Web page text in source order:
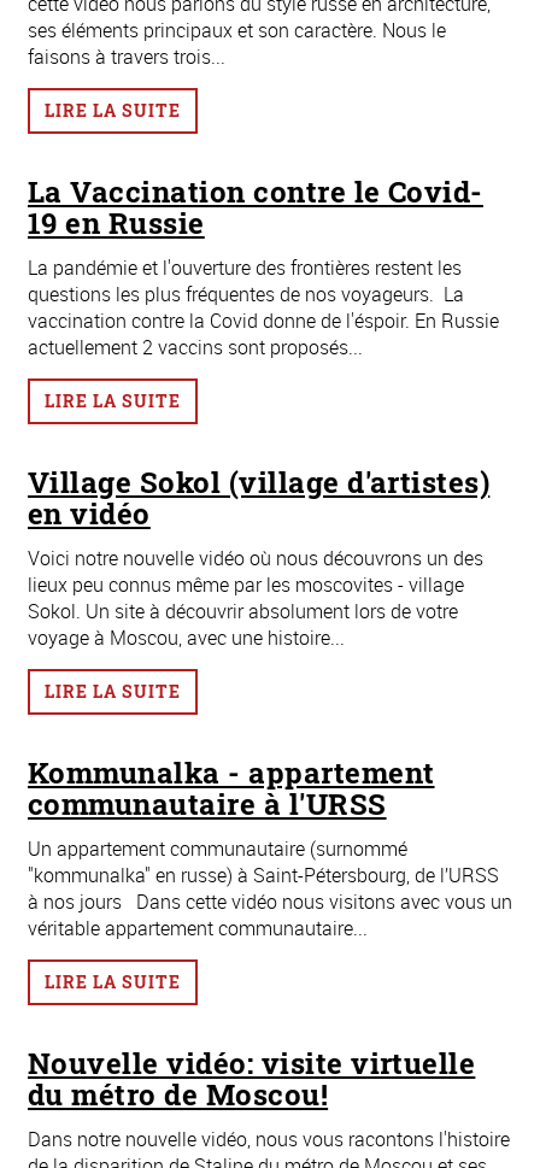
ses éléments principaux et son caractère. Nous le
faisons à travers trois...
LIRE LA SUITE
La Vaccination contre le Covid-
19 en Russie
La pandémie et l'ouverture des frontières restent les
questions les plus fréquentes de nos voyageurs. La
vaccination contre la Covid donne de l'éspoir. En Russie
actuellement 2 vaccins sont proposés...
LIRE LA SUITE
Village Sokol (village d'artistes)
en vidéo
Voici notre nouvelle vidéo où nous découvrons un des
lieux peu connus même par les moscovites - village
Sokol. Un site à découvrir absolument lors de votre
voyage à Moscou, avec une histoire...
LIRE LA SUITE
Kommunalka - appartement
communautaire à l'URSS
Un appartement communautaire (surnommé
"kommunalka" en russe) à Saint-Pétersbourg, de l’URSS
à nos jours Dans cette vidéo nous visitons avec vous un
véritable appartement communautaire...
LIRE LA SUITE
Nouvelle vidéo: visite virtuelle
du métro de Moscou!
Dans notre nouvelle vidéo, nous vous racontons l'histoire